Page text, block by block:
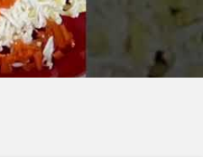
Video